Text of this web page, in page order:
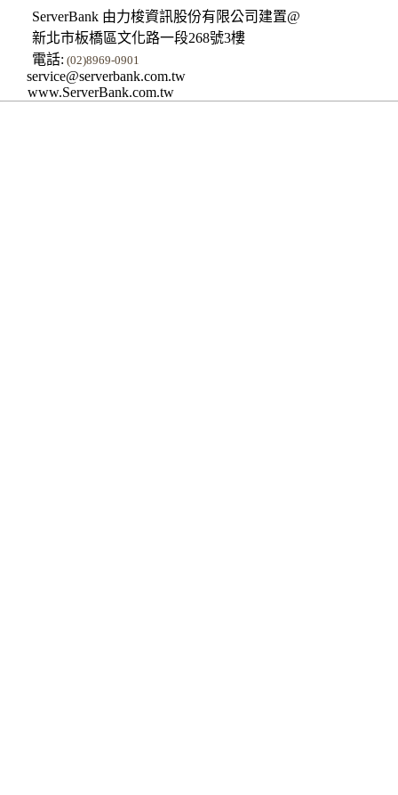
ServerBank 由力梭資訊股份有限公司建置@
新北市板橋區文化路一段268號3樓
電話: (02)8969-0901
service@serverbank.com.tw
www.ServerBank.com.tw